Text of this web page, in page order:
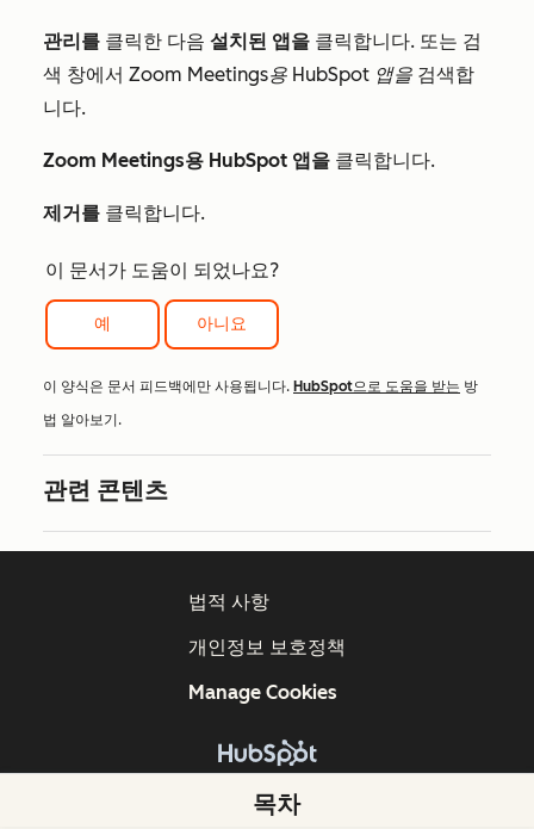
관리를 클릭한 다음 설치된 앱을 클릭합니다. 또는 검
색 창에서 Zoom Meetings용 HubSpot 앱을 검색합
니다.
Zoom Meetings용 HubSpot 앱을 클릭합니다.
제거를 클릭합니다.
이 문서가 도움이 되었나요?
예 아니요
이 양식은 문서 피드백에만 사용됩니다. HubSpot으로 도움을 받는 방
법 알아보기.
관련 콘텐츠
목차
Copyright © 2026 HubSpot, Inc.
법적 사항
개인정보 보호정책
Manage Cookies